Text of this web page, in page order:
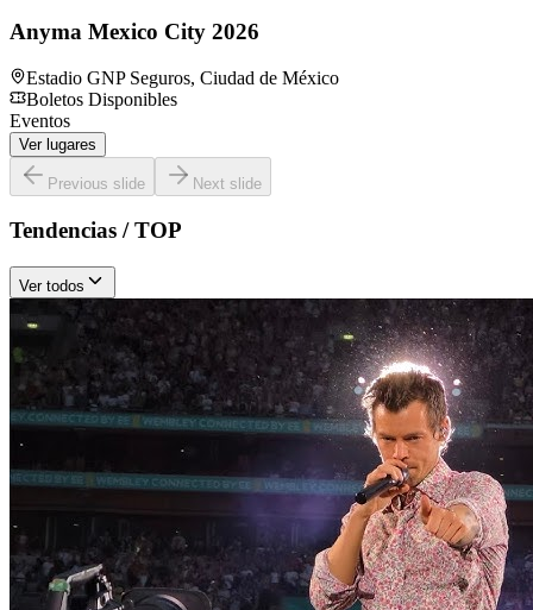
Anyma Mexico City 2026
Estadio GNP Seguros, Ciudad de México
Boletos Disponibles
Eventos
Ver lugares
Previous slide Next slide
Tendencias / TOP
Ver todos